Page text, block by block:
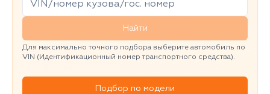
Найти
Для максимально точного подбора выберите автомобиль по
VIN (Идентификационный номер транспортного средства).
Подбор по модели